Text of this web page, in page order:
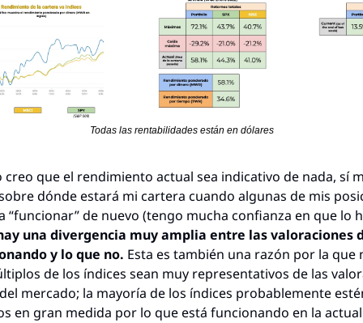
Todas las rentabilidades están en dólares
creo que el rendimiento actual sea indicativo de nada, sí
dónde estará mi cartera cuando algunas de mis
una divergencia muy amplia entre las valoraciones
y lo que no. Esta es también una razón por la que
de los índices sean muy representativos de las
mercado; la mayoría de los índices probablemente
en gran medida por lo que está funcionando en la